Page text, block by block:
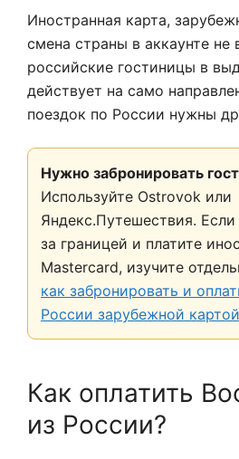
Иностранная карта,
смена страны в аккаунте не
российские гостиницы в
действует на само
поездок по России нужны
Нужно забронировать
Используйте Ostrovok или
Яндекс.Путешествия.
за границей и платите
Mastercard, изучите
как забронировать и
России зарубежной картой
Как оплатить
из России?